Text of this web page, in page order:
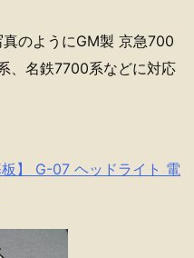
のようにGM製 京急700
、名鉄7700系などに対応
】 G-07 ヘッドライト 電